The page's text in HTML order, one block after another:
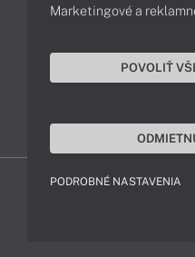
043 4224 771
HP-SHOP © 2012 -
Marketingové a
POVOLIŤ
PODROBNÉ NASTAVENIA